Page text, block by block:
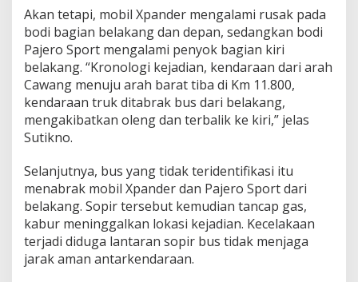
a
n
g
,
S
o
p
i
r
b
u
r
Akan tetapi, mobil Xpander mengalami rusak pada
bodi bagian belakang dan depan, sedangkan bodi
Pajero Sport mengalami penyok bagian kiri
belakang. “Kronologi kejadian, kendaraan dari arah
Cawang menuju arah barat tiba di Km 11.800,
kendaraan truk ditabrak bus dari belakang,
mengakibatkan oleng dan terbalik ke kiri,” jelas
Sutikno.
Selanjutnya, bus yang tidak teridentifikasi itu
menabrak mobil Xpander dan Pajero Sport dari
belakang. Sopir tersebut kemudian tancap gas,
kabur meninggalkan lokasi kejadian. Kecelakaan
terjadi diduga lantaran sopir bus tidak menjaga
jarak aman antarkendaraan.